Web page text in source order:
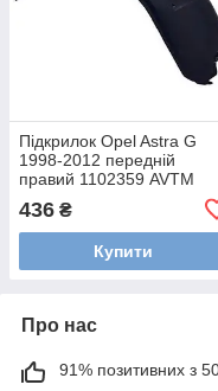
Підкрилок Opel Astra G
1998-2012 передній
правий 1102359 AVTM
436 ₴
Купити
Про нас
91% позитивних з